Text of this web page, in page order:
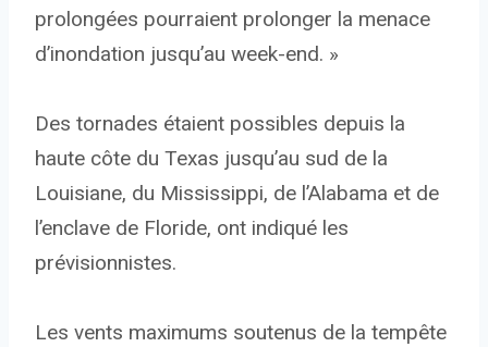
prolongées pourraient prolonger la menace
d’inondation jusqu’au week-end. »
Des tornades étaient possibles depuis la
haute côte du Texas jusqu’au sud de la
Louisiane, du Mississippi, de l’Alabama et de
l’enclave de Floride, ont indiqué les
prévisionnistes.
Les vents maximums soutenus de la tempête